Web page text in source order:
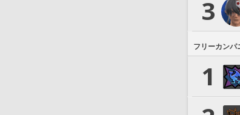
3
フリーカンパ
1